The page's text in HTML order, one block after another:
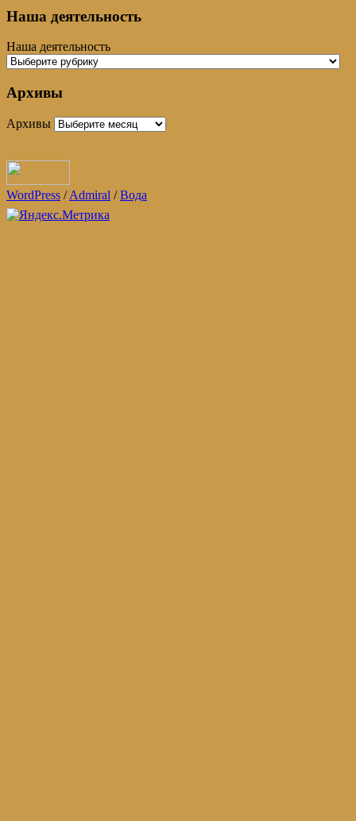
Наша деятельность
Наша деятельность
Архивы
Архивы
WordPress /Admiral /Вода